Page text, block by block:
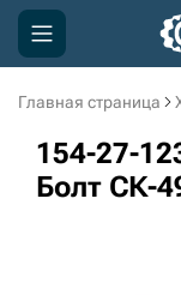
Главная страница
154-27-
Болт СК-
Компания
Акции